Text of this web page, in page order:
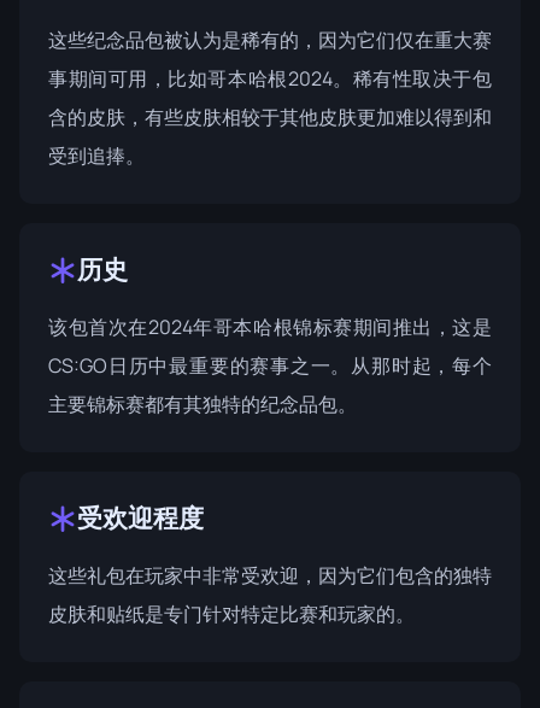
这些纪念品包被认为是稀有的，因为它们仅在重大赛
事期间可用，比如哥本哈根2024。稀有性取决于包
含的皮肤，有些皮肤相较于其他皮肤更加难以得到和
受到追捧。
历史
该包首次在2024年哥本哈根锦标赛期间推出，这是
CS:GO日历中最重要的赛事之一。从那时起，每个
主要锦标赛都有其独特的纪念品包。
受欢迎程度
这些礼包在玩家中非常受欢迎，因为它们包含的独特
皮肤和贴纸是专门针对特定比赛和玩家的。